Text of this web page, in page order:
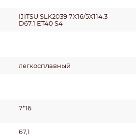
IJITSU SLK2039 7X16/5X114.3
D67.1 ET40 S4
легкосплавный
7*16
67,1